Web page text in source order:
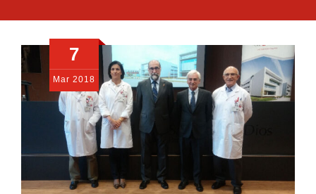
7
Mar 2018